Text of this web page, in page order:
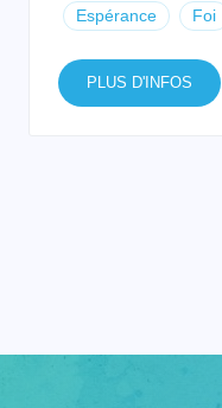
Espérance Foi
PLUS D'INFOS